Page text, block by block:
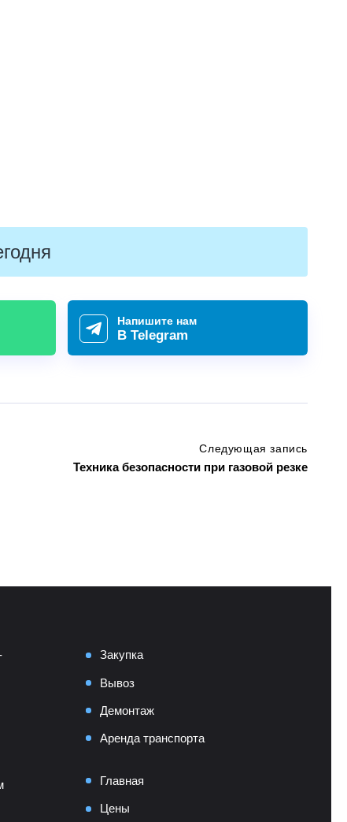
Напишите нам
В Telegram
Следующая запись
Техника безопасности при газовой резке
Закупка
Вывоз
Демонтаж
Аренда транспорта
Главная
Цены